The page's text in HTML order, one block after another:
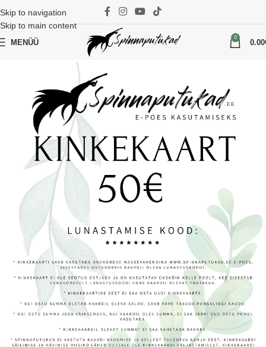
Skip to navigation
Skip to main content
MENÜÜ
0
0.00